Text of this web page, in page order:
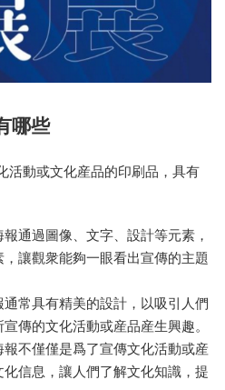
哪些
活動或文化産品的印刷品，具有
通過圖像、文字、設計等元素，
讓觀衆能夠一眼看出宣傳的主題
常具有精美的設計，以吸引人們
傳的文化活動或産品産生興趣。
不僅僅是爲了宣傳文化活動或産
信息，讓人們了解文化知識，提